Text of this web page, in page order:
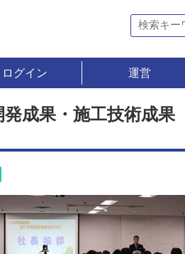
ログイン 運営
成果・施工技術成果